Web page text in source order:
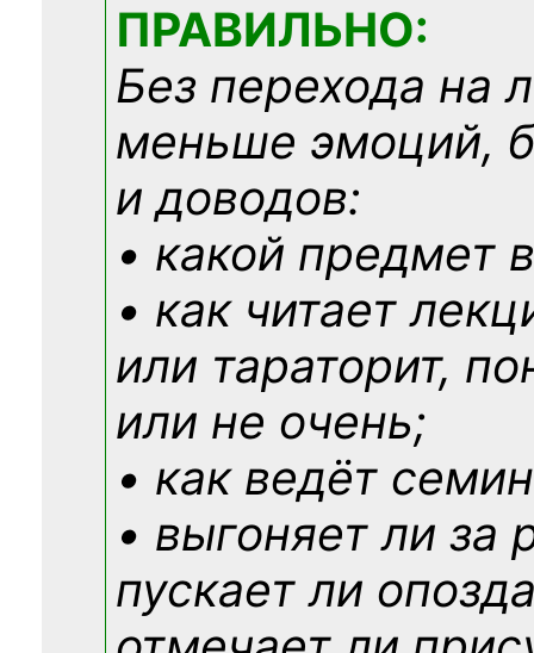
ПРАВИЛЬНО:
Без перехода на
меньше эмоций,
и доводов:
• какой предмет
• как читает
или тараторит,
или не очень;
• как ведёт
• выгоняет ли за
пускает ли